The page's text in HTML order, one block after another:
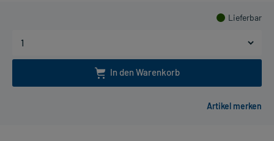
Lieferbar
In den Warenkorb